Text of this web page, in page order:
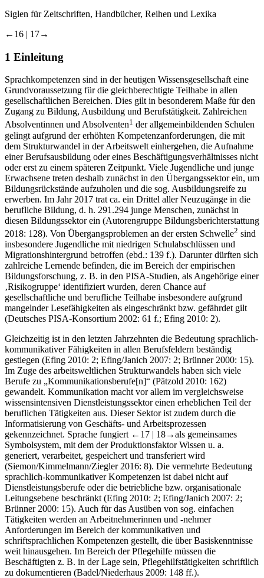
Siglen für Zeitschriften, Handbücher, Reihen und Lexika
←16 | 17→
1 Einleitung
Sprachkompetenzen sind in der heutigen Wissensgesellschaft eine
Grundvoraussetzung für die gleichberechtigte Teilhabe in allen
gesellschaftlichen Bereichen. Dies gilt in besonderem Maße für den
Zugang zu Bildung, Ausbildung und Berufstätigkeit. Zahlreichen
Absolventinnen und Absolventen1 der allgemeinbildenden Schulen
gelingt aufgrund der erhöhten Kompetenzanforderungen, die mit
dem Strukturwandel in der Arbeitswelt einhergehen, die Aufnahme
einer Berufsausbildung oder eines Beschäftigungsverhältnisses nicht
oder erst zu einem späteren Zeitpunkt. Viele Jugendliche und junge
Erwachsene treten deshalb zunächst in den Übergangssektor ein, um
Bildungsrückstände aufzuholen und die sog. Ausbildungsreife zu
erwerben. Im Jahr 2017 trat ca. ein Drittel aller Neuzugänge in die
berufliche Bildung, d. h. 291.294 junge Menschen, zunächst in
diesen Bildungssektor ein (Autorengruppe Bildungsberichterstattung
2018: 128). Von Übergangsproblemen an der ersten Schwelle2 sind
insbesondere Jugendliche mit niedrigen Schulabschlüssen und
Migrationshintergrund betroffen (ebd.: 139 f.). Darunter dürften sich
zahlreiche Lernende befinden, die im Bereich der empirischen
Bildungsforschung, z. B. in den PISA-Studien, als Angehörige einer
‚Risikogruppe‘ identifiziert wurden, deren Chance auf
gesellschaftliche und berufliche Teilhabe insbesondere aufgrund
mangelnder Lesefähigkeiten als eingeschränkt bzw. gefährdet gilt
(Deutsches PISA-Konsortium 2002: 61 f.; Efing 2010: 2).
Gleichzeitig ist in den letzten Jahrzehnten die Bedeutung sprachlich-
kommunikativer Fähigkeiten in allen Berufsfeldern beständig
gestiegen (Efing 2010: 2; Efing/Janich 2007: 2; Brünner 2000: 15).
Im Zuge des arbeitsweltlichen Strukturwandels haben sich viele
Berufe zu „Kommunikationsberufe[n]‌“ (Pätzold 2010: 162)
gewandelt. Kommunikation macht vor allem im vergleichsweise
wissensintensiven Dienstleistungssektor einen erheblichen Teil der
beruflichen Tätigkeiten aus. Dieser Sektor ist zudem durch die
Informatisierung von Geschäfts- und Arbeitsprozessen
gekennzeichnet. Sprache fungiert ←17 | 18→als gemeinsames
Symbolsystem, mit dem der Produktionsfaktor Wissen u. a.
generiert, verarbeitet, gespeichert und transferiert wird
(Siemon/Kimmelmann/Ziegler 2016: 8). Die vermehrte Bedeutung
sprachlich-kommunikativer Kompetenzen ist dabei nicht auf
Dienstleistungsberufe oder die betriebliche bzw. organisationale
Leitungsebene beschränkt (Efing 2010: 2; Efing/Janich 2007: 2;
Brünner 2000: 15). Auch für das Ausüben von sog. einfachen
Tätigkeiten werden an Arbeitnehmerinnen und -nehmer
Anforderungen im Bereich der kommunikativen und
schriftsprachlichen Kompetenzen gestellt, die über Basiskenntnisse
weit hinausgehen. Im Bereich der Pflegehilfe müssen die
Beschäftigten z. B. in der Lage sein, Pflegehilfstätigkeiten schriftlich
zu dokumentieren (Badel/Niederhaus 2009: 148 ff.).